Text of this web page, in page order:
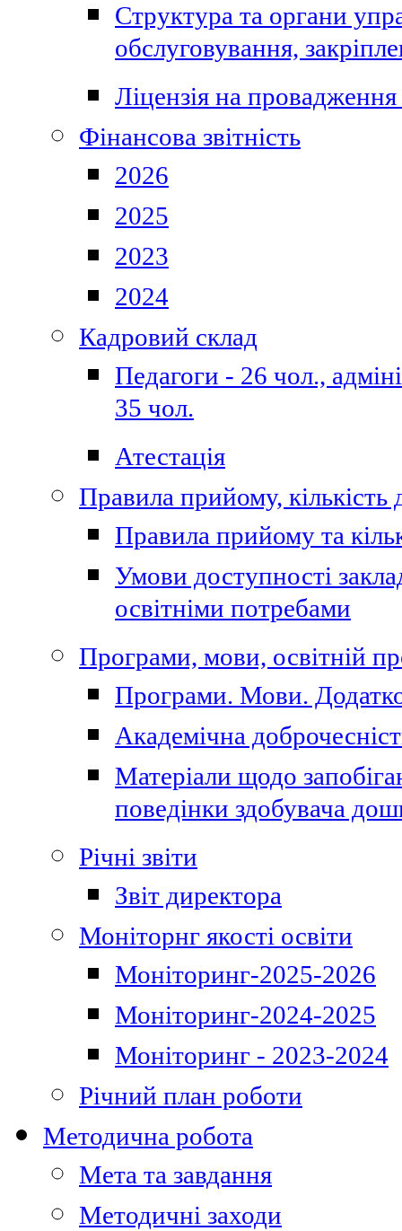
Структура та органи
обслуговування,
Ліцензія на провадження
Фінансова звітність
2026
2025
2023
2024
Кадровий склад
Педагоги - 26 чол.,
35 чол.
Атестація
Правила прийому, кількість
Правила прийому та
Умови доступності
освітніми потребами
Програми, мови, освітній
Програми. Мови.
Академічна
Матеріали щодо
поведінки здобувача
Річні звіти
Звіт директора
Моніторнг якості освіти
Моніторинг-2025-2026
Моніторинг-2024-2025
Моніторинг - 2023-2024
Річний план роботи
Методична робота
Мета та завдання
Методичні заходи